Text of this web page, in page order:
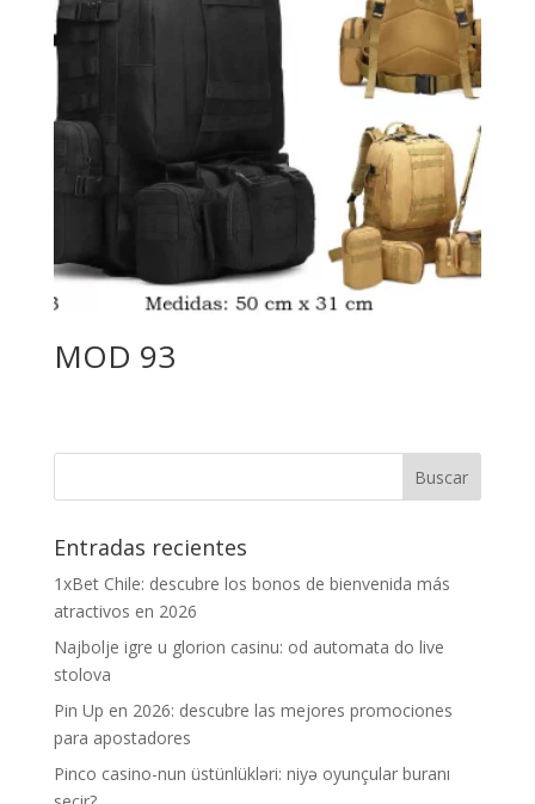
MOD 93
Entradas recientes
1xBet Chile: descubre los bonos de bienvenida más
atractivos en 2026
Najbolje igre u glorion casinu: od automata do live
stolova
Pin Up en 2026: descubre las mejores promociones
para apostadores
Pinco casino-nun üstünlükləri: niyə oyunçular buranı